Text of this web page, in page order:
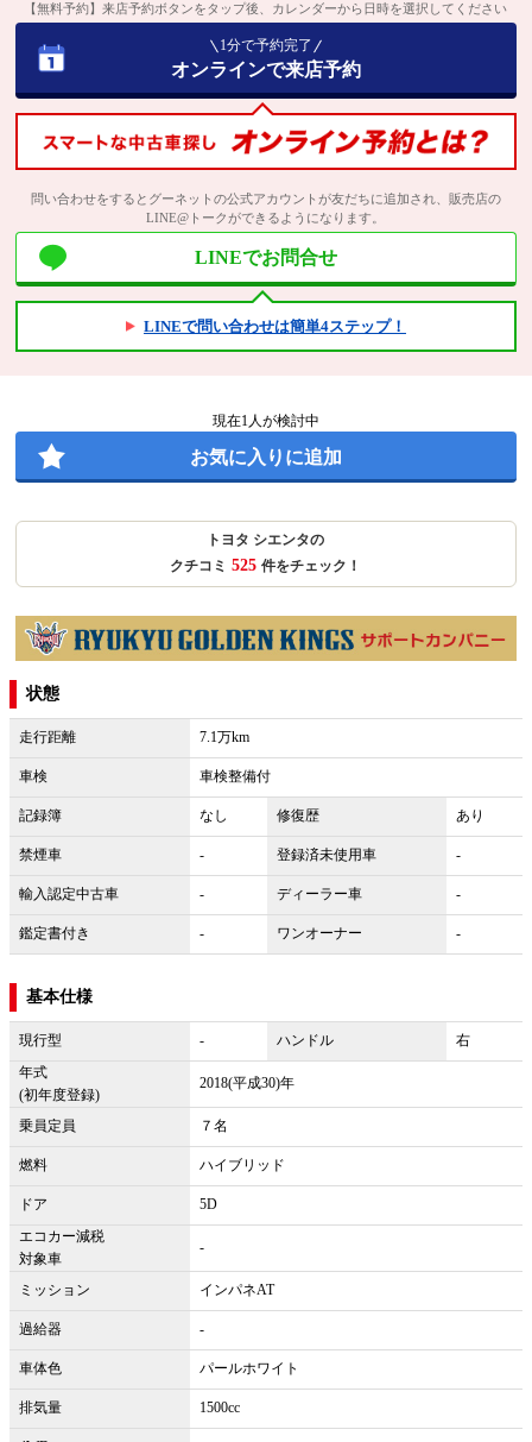
【無料予約】来店予約ボタンをタップ後、カレンダーから日時を選択してください
1分で予約完了
オンラインで来店予約
問い合わせをするとグーネットの公式アカウントが友だちに追加され、販売店の
LINE@トークができるようになります。
LINEでお問合せ
LINEで問い合わせは簡単4ステップ！
現在1 人が検討中
お気に入りに追加
トヨタ シエンタの
クチコミ 525 件をチェック！
状態
走行距離 7.1万km
車検 車検整備付
記録簿 なし 修復歴 あり
禁煙車 - 登録済未使用車 -
輸入認定中古車 - ディーラー車 -
鑑定書付き - ワンオーナー -
基本仕様
現行型 - ハンドル
右
年式
(初年度登録)
2018(平成30)年
乗員定員 ７名
燃料 ハイブリッド
ドア
5D
エコカー減税
対象車
-
ミッション インパネAT
過給器 -
車体色 パールホワイト
排気量 1500cc